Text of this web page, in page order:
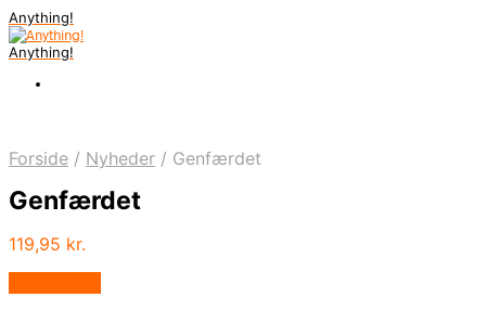
Anything!
Anything!
Forside / Nyheder / Genfærdet
Genfærdet
119,95 kr.